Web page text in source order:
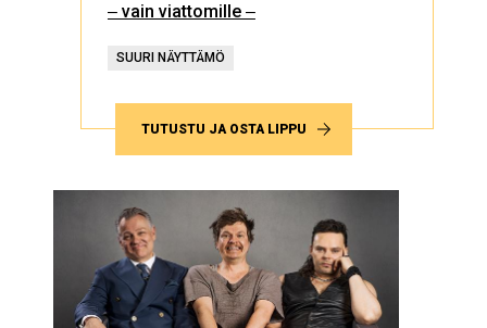
‒ vain viattomille ‒
SUURI NÄYTTÄMÖ
TUTUSTU JA OSTA LIPPU